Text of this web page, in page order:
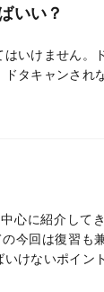
いい？
いけません。
タキャンされ
心に紹介してき
今回は復習も
けないポイン